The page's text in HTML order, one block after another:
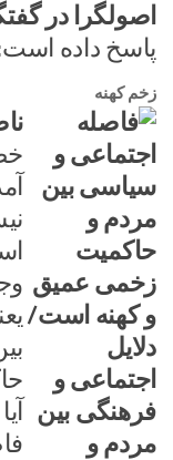
اصولگرا در
پاسخ داده
زخم کهنه